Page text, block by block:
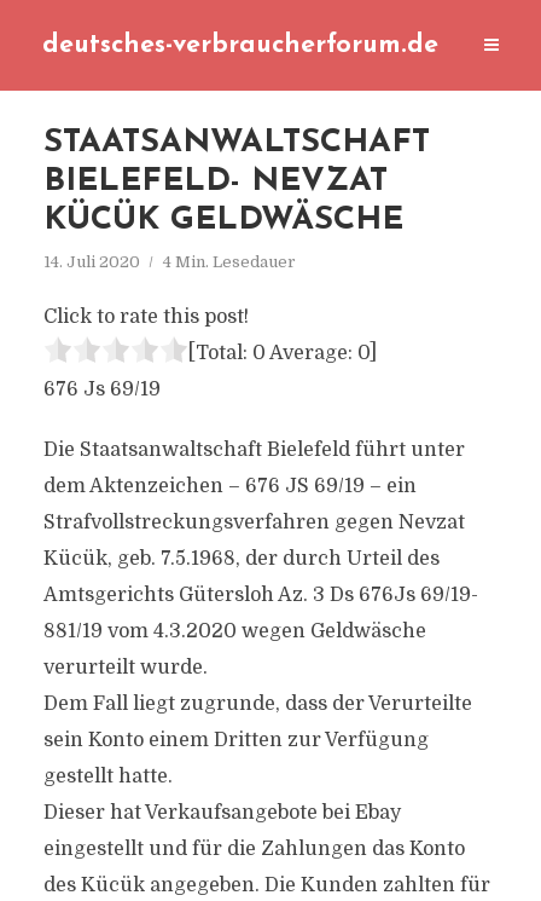
deutsches-verbraucherforum.de
STAATSANWALTSCHAFT
BIELEFELD- NEVZAT
KÜCÜK GELDWÄSCHE
14. Juli 2020 4 Min. Lesedauer
Click to rate this post!
[Total: 0 Average: 0]
676 Js 69/19
Die Staatsanwaltschaft Bielefeld führt unter
dem Aktenzeichen – 676 JS 69/19 – ein
Strafvollstreckungsverfahren gegen Nevzat
Kücük, geb. 7.5.1968, der durch Urteil des
Amtsgerichts Gütersloh Az. 3 Ds 676Js 69/19-
881/19 vom 4.3.2020 wegen Geldwäsche
verurteilt wurde.
Dem Fall liegt zugrunde, dass der Verurteilte
sein Konto einem Dritten zur Verfügung
gestellt hatte.
Dieser hat Verkaufsangebote bei Ebay
eingestellt und für die Zahlungen das Konto
des Kücük angegeben. Die Kunden zahlten für